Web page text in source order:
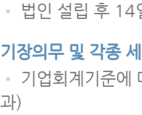
•
법인 설립 후 14
기장의무 및 각종
• 기업회계기준에
과)